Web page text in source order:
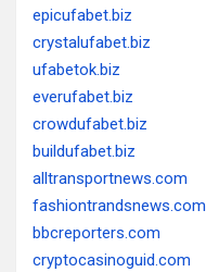
epicufabet.biz
crystalufabet.biz
ufabetok.biz
everufabet.biz
crowdufabet.biz
buildufabet.biz
alltransportnews.com
fashiontrandsnews.com
bbcreporters.com
cryptocasinoguid.com